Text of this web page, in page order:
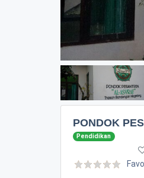
PONDOK
Pendidikan